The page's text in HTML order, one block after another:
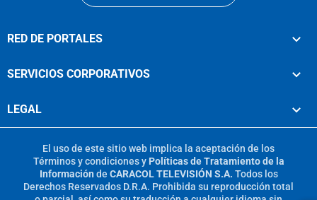
RED DE PORTALES
SERVICIOS CORPORATIVOS
LEGAL
El uso de este sitio web implica la aceptación de los
Términos y condicionesy Políticas de Tratamiento de la
Información de CARACOL TELEVISIÓN S.A. Todos los
Derechos Reservados D.R.A. Prohibida su reproducción total